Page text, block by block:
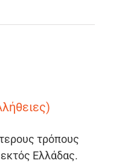
τρόπους
εκτός Ελλάδας.